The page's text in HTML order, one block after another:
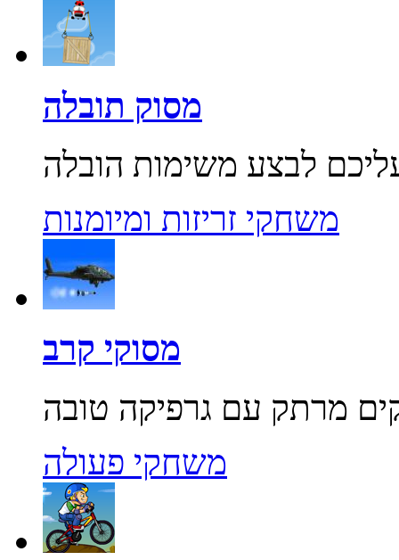
מסוק תובלה
משחקי זריזות ומיומנות
מסוקי קרב
משחקי פעולה